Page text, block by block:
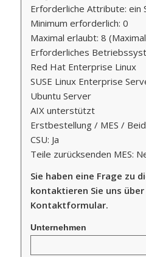
Erforderliche Attribute: ein
Minimum erforderlich: 0
Maximal erlaubt: 8
Erforderliches
Red Hat Enterprise Linux
SUSE Linux Enterprise
Ubuntu Server
AIX unterstützt
Erstbestellung / MES /
CSU: Ja
Teile zurücksenden MES:
Sie haben eine Frage zu
kontaktieren Sie uns
Kontaktformular.
Unternehmen